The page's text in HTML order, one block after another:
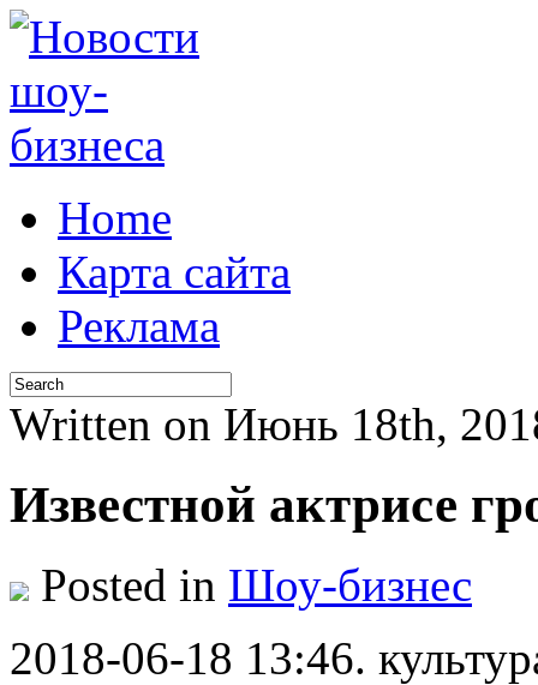
Home
Карта сайта
Реклама
Written on Июнь 18th,
Известной актрисе
Posted in Шоу-бизнес
2018-06-18 13:46.